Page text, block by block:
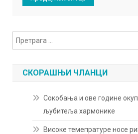
СКОРАШЊИ ЧЛАНЦИ
Сокобања и ове године
љубитеља хармонике
Високе темепратуре носе